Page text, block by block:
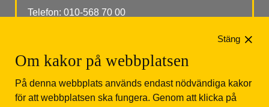
Telefon: 010-568 70 00
Om kakor på webbplatsen
På denna webbplats används endast nödvändiga kakor
för att webbplatsen ska fungera. Genom att klicka på
Stäng